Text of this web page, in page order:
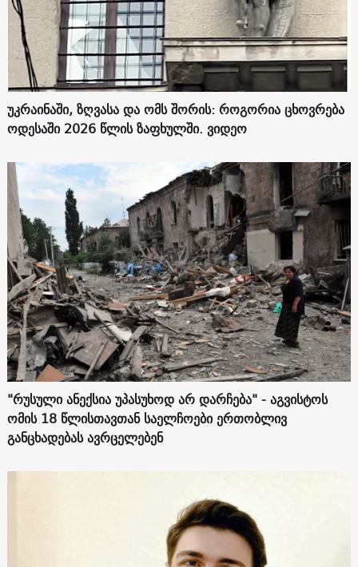
უკრაინაში, ზღვასა და ომს შორის: როგორია ცხოვრება
ოდესაში 2026 წლის ზაფხულში. ვიდეო
"რუსული ანექსია უპასუხოდ არ დარჩება" - აგვისტოს
ომის 18 წლისთავთან საელჩოები ერთობლივ
განცხადებას ავრცელებენ